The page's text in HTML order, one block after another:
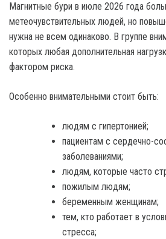
Магнитные бури в июле 2026 года
метеочувствительных людей, но
нужна не всем одинаково. В группе
которых любая дополнительная
фактором риска.
Особенно внимательными стоит быть:
людям с гипертонией;
пациентам с сердечно-
заболеваниями;
людям, которые часто
пожилым людям;
беременным женщинам;
тем, кто работает в
стресса;